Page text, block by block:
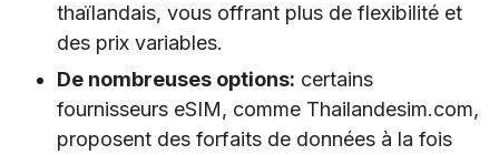
thaïlandais, vous offrant plus de flexibilité et
des prix variables.
De nombreuses options: certains
fournisseurs eSIM, comme Thailandesim.com,
proposent des forfaits de données à la fois